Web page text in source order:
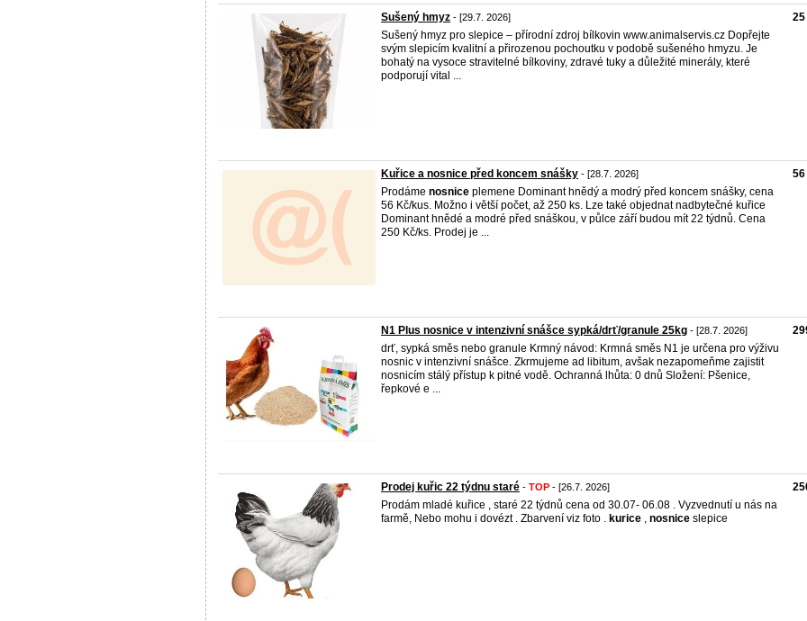
Sušený hmyz - [29.7. 2026]
Sušený hmyz pro slepice – přírodní zdroj bílkovin www.animalservis.cz Dopřejte
svým slepicím kvalitní a přirozenou pochoutku v podobě sušeného hmyzu. Je
bohatý na vysoce stravitelné bílkoviny, zdravé tuky a důležité minerály, které
podporují vital ...
Kuřice a nosnice před koncem snášky - [28.7. 2026]
Prodáme nosnice plemene Dominant hnědý a modrý před koncem snášky, cena
56 Kč/kus. Možno i větší počet, až 250 ks. Lze také objednat nadbytečné kuřice
Dominant hnědé a modré před snáškou, v půlce září budou mít 22 týdnů. Cena
250 Kč/ks. Prodej je ...
N1 Plus nosnice v intenzivní snášce sypká/drť/granule 25kg - [28.7. 2026]
drť, sypká směs nebo granule Krmný návod: Krmná směs N1 je určena pro výživu
nosnic v intenzivní snášce. Zkrmujeme ad libitum, avšak nezapomeňme zajistit
nosnicím stálý přístup k pitné vodě. Ochranná lhůta: 0 dnů Složení: Pšenice,
řepkové e ...
Prodej kuřic 22 týdnu staré - TOP - [26.7. 2026]
Prodám mladé kuřice , staré 22 týdnů cena od 30.07- 06.08 . Vyzvednutí u nás na
farmě, Nebo mohu i dovézt . Zbarvení viz foto . kurice , nosnice slepice